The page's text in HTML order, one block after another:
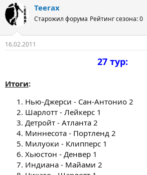
Teerax
Старожил форума Рейтинг сезона: 0
16.02.2011
27 тур:
Итоги:
Нью-Джерси - Сан-Антонио 2
Шарлотт - Лейкерс 1
Детройт - Атланта 2
Миннесота - Портленд 2
Милуоки - Клипперс 1
Хьюстон - Денвер 1
Индиана - Майами 2